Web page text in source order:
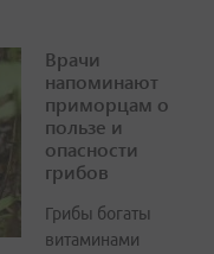
Врачи
напоминают
приморцам о
пользе и
опасности
грибов
Грибы богаты
витаминами